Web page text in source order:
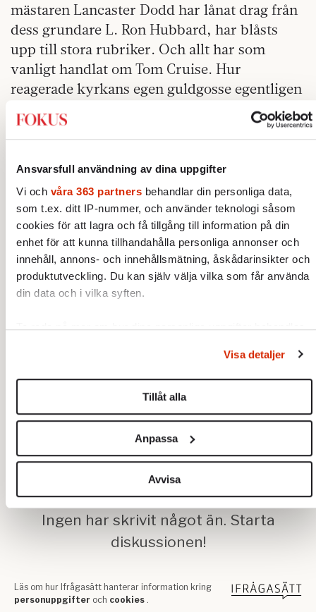
Ansvarsfull användning av dina uppgifter
Vi och våra 363 partners behandlar din personliga data,
som t.ex. ditt IP-nummer, och använder teknologi såsom
cookies för att lagra och få tillgång till information på din
enhet för att kunna tillhandahålla personliga annonser och
innehåll, annons- och innehållsmätning, åskådarinsikter och
produktutveckling. Du kan själv välja vilka som får använda
din data och i vilka syften.
Ta reda på mer om hur dina personliga uppgifter behandlas
ändra eller dra tillbaka ditt samtycke när som helst från
cookie-förklaringen.
Vi använder enhetsidentifierare för att anpassa innehållet
sociala medier och analysera vår trafik. Vi vidarebefordrar
även sådana identifierare och annan information från din
enhet till de sociala medier och annons- och analysföretag
som vi samarbetar med. Dessa kan i sin tur kombinera
informationen med annan information som du har
tillhandahållit eller som de har samlat in när du har använt
du göra det
här.
Visa detaljer
Tillåt alla
Anpassa
Avvisa
mästaren Lancaster Dodd har lånat drag från
dess grundare L. Ron Hubbard, har blåsts
upp till stora rubriker. Och allt har som
vanligt handlat om Tom Cruise. Hur
reagerade kyrkans egen guldgosse egentligen
Ett tips: glöm det där.
Det är lite som med grodorna, stora
sensationer som överskuggar de små.
»The Master« har biopremiär den 1 februari.